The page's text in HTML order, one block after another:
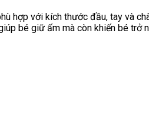
với kích thước đầu, tay và
bé giữ ấm mà còn khiến bé trở